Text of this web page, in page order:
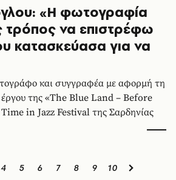
«Η φωτογραφία
τρόπος να επιστρέφω
κατασκεύασα για να
και συγγραφέα με αφορμή τη
έργου της «The Blue Land – Before
in Jazz Festival της Σαρδηνίας
4 5 6 7 8 9 10